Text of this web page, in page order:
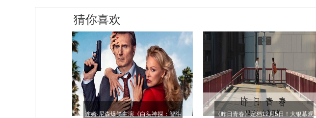
猜你喜欢
连姆·尼森爆笑主演《白头神探：智斗 《昨日青春》定档12月5日！大银幕观